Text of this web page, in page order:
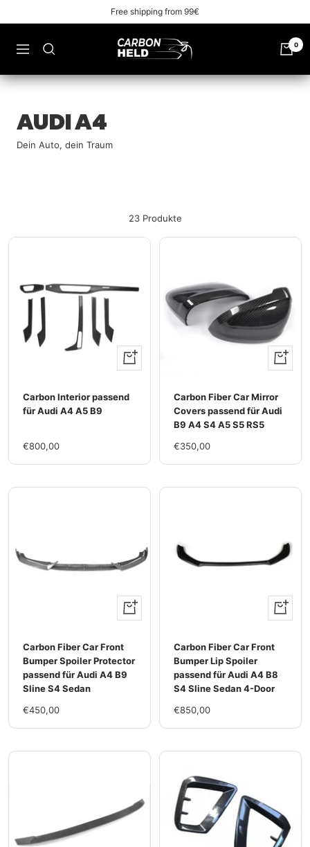
Inhalt
Free shipping from 99€
Navigation
Carbonheld 0
AUDI A4
Dein Auto, dein Traum
23 Produkte
+
Hinzufügen
Carbon Interior passend
für Audi A4 A5 B9
Im
€800,00
+
Carbon Fiber Car Mirror
Covers passend für Audi
B9 A4 S4 A5 S5 RS5
Im
€350,00
+
Hinzufügen
Carbon Fiber Car Front
Bumper Spoiler Protector
passend für Audi A4 B9
Sline S4 Sedan
Im
€450,00
+
Carbon Fiber Car Front
Bumper Lip Spoiler
passend für Audi A4 B8
S4 Sline Sedan 4-Door
Im
€850,00